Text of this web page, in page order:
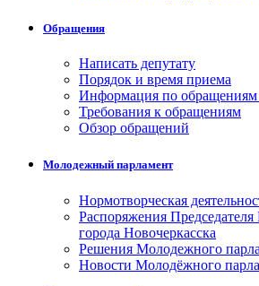
Обращения
Написать депутату
Порядок и время приема
Информация по
Требования к обращениям
Обзор обращений
Молодежный парламент
Нормотворческая
Распоряжения
города Новочеркасска
Решения Молодежного
Новости Молодёжного